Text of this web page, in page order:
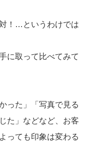
！…というわけでは
に取って比べてみて
った」「写真で見る
た」などなど、お客
っても印象は変わる